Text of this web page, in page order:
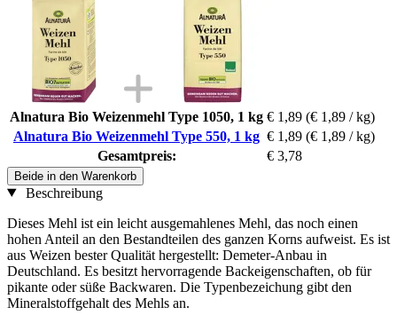
Alnatura Bio Weizenmehl Type 1050, 1 kg € 1,89 (€ 1,89 / kg)
Alnatura Bio Weizenmehl Type 550, 1 kg € 1,89 (€ 1,89 / kg)
Gesamtpreis:
€ 3,78
Beide in den Warenkorb
Beschreibung
Dieses Mehl ist ein leicht ausgemahlenes Mehl, das noch einen
hohen Anteil an den Bestandteilen des ganzen Korns aufweist. Es ist
aus Weizen bester Qualität hergestellt: Demeter-Anbau in
Deutschland. Es besitzt hervorragende Backeigenschaften, ob für
pikante oder süße Backwaren. Die Typenbezeichung gibt den
Mineralstoffgehalt des Mehls an.